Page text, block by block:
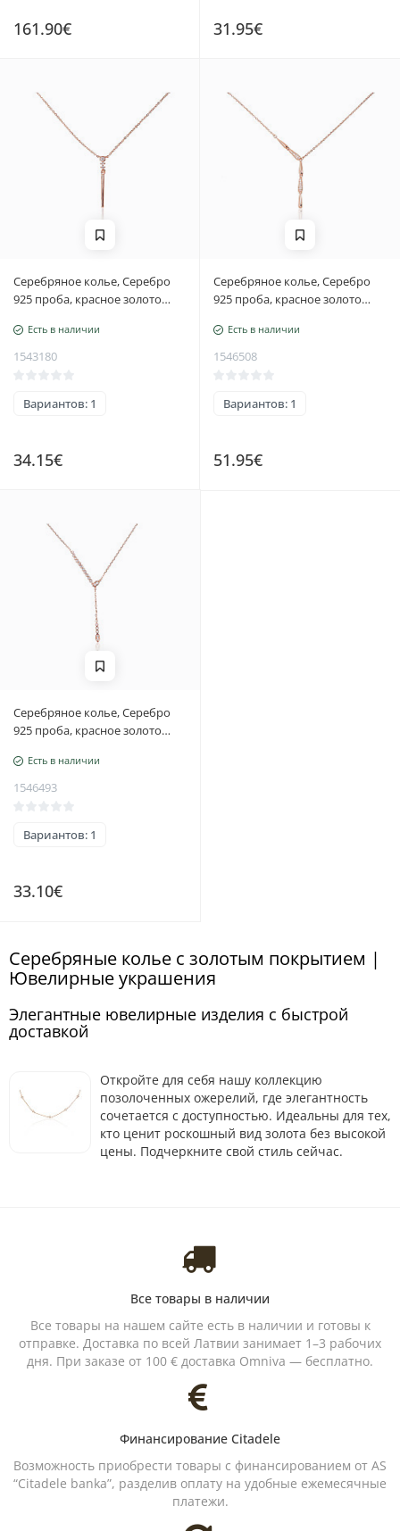
161.90€ 31.95€
Серебряное колье, Серебро
925 проба, красное золото
Регулируемая длина
Есть в наличии
1543180
Вариантов: 1
34.15€
Серебряное колье, Серебро
925 проба, красное золото
Регулируемая длина
Есть в наличии
1546508
Вариантов: 1
51.95€
Серебряное колье, Серебро
925 проба, красное золото
Регулируемая длина
Есть в наличии
1546493
Вариантов: 1
33.10€
Серебряные колье с золотым покрытием |
Ювелирные украшения
Элегантные ювелирные изделия с быстрой
доставкой
Откройте для себя нашу коллекцию
позолоченных ожерелий, где элегантность
сочетается с доступностью. Идеальны для тех,
кто ценит роскошный вид золота без высокой
цены. Подчеркните свой стиль сейчас.
Все товары в наличии
Все товары на нашем сайте есть в наличии и готовы к
отправке. Доставка по всей Латвии занимает 1–3 рабочих
дня. При заказе от 100 € доставка Omniva — бесплатно.
Финансирование Citadele
Возможность приобрести товары с финансированием от AS
“Citadele banka”, разделив оплату на удобные ежемесячные
платежи.